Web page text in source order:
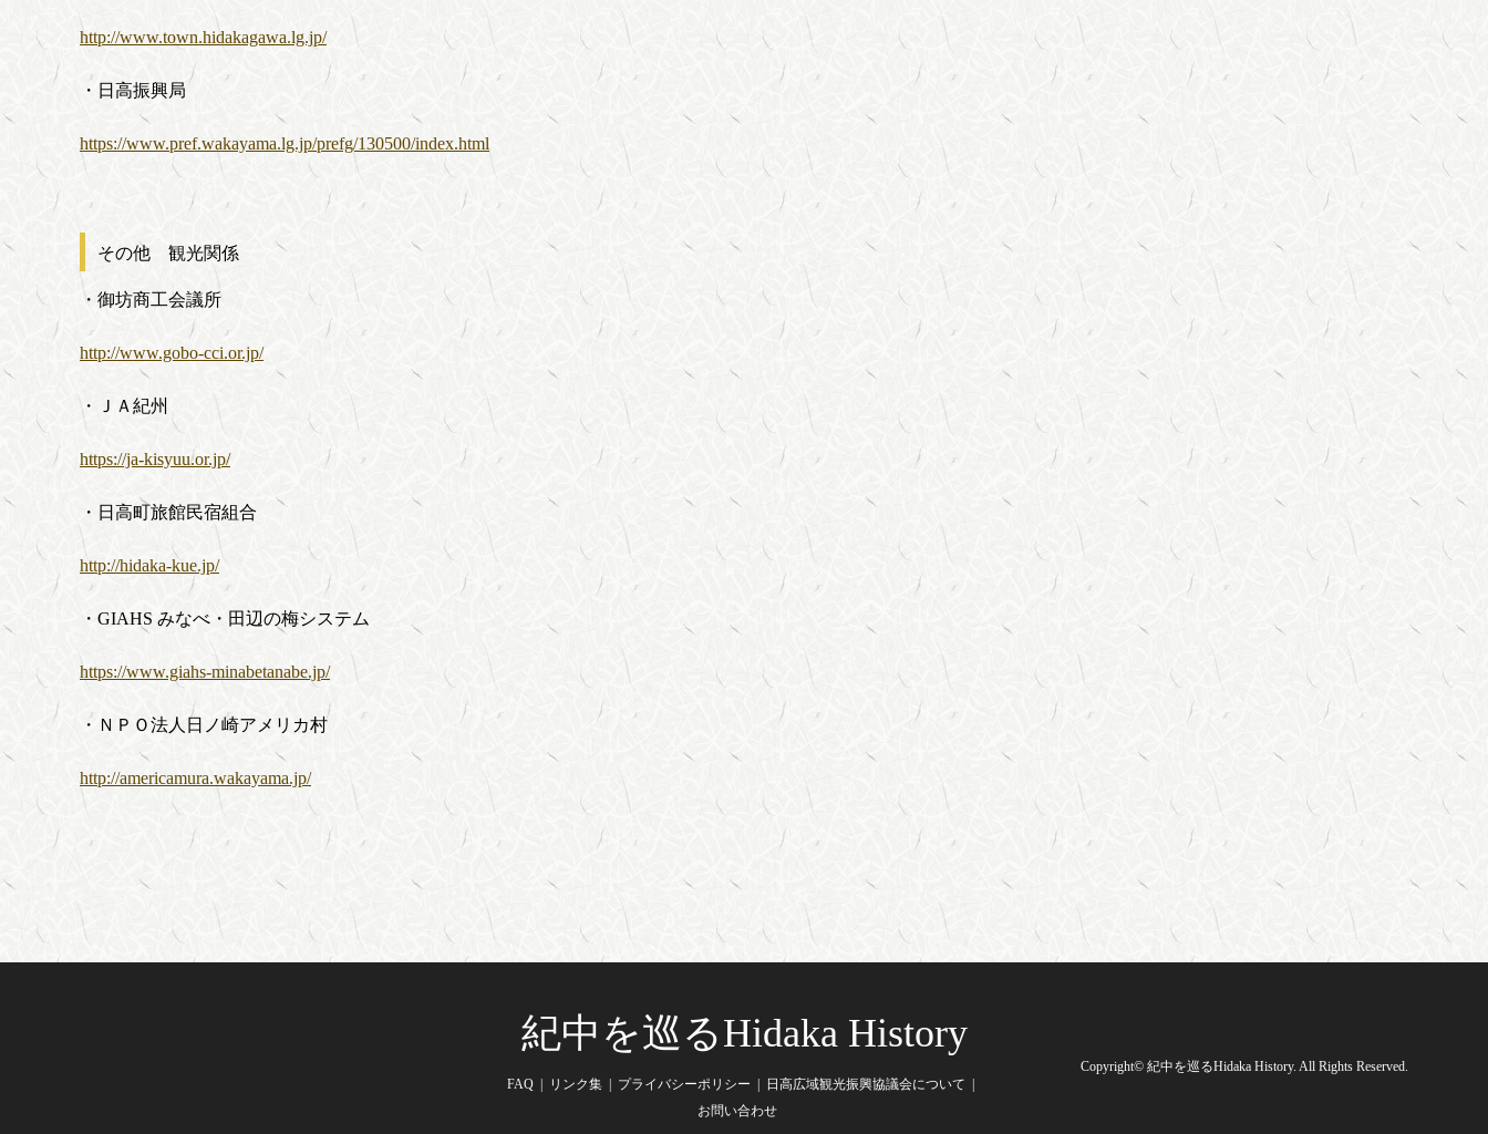
http://www.town.hidakagawa.lg.jp/
・日高振興局
https://www.pref.wakayama.lg.jp/prefg/130500/index.html
その他 観光関係
・御坊商工会議所
http://www.gobo-cci.or.jp/
・ＪＡ紀州
https://ja-kisyuu.or.jp/
・日高町旅館民宿組合
http://hidaka-kue.jp/
・GIAHS みなべ・田辺の梅システム
https://www.giahs-minabetanabe.jp/
・ＮＰＯ法人日ノ崎アメリカ村
http://americamura.wakayama.jp/
紀中を巡るHidaka History
FAQ リンク集 プライバシーポリシー
日高広域観光振興協議会について
お問い合わせ
Copyright© 紀中を巡るHidaka History. All Rights Reserved.